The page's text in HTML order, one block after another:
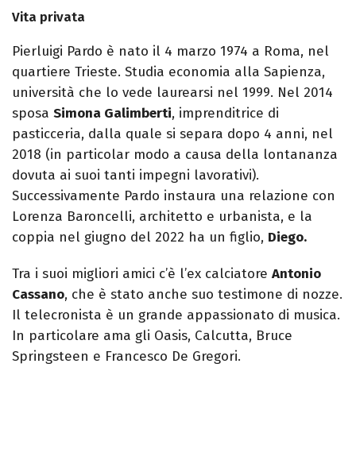
Vita privata
Pierluigi Pardo è nato il 4 marzo 1974 a Roma, nel
quartiere Trieste. Studia economia alla Sapienza,
università che lo vede laurearsi nel 1999. Nel 2014
sposa Simona Galimberti, imprenditrice di
pasticceria, dalla quale si separa dopo 4 anni, nel
2018 (in particolar modo a causa della lontananza
dovuta ai suoi tanti impegni lavorativi).
Successivamente Pardo instaura una relazione con
Lorenza Baroncelli, architetto e urbanista, e la
coppia nel giugno del 2022 ha un figlio, Diego.
Tra i suoi migliori amici c’è l’ex calciatore Antonio
Cassano, che è stato anche suo testimone di nozze.
Il telecronista è un grande appassionato di musica.
In particolare ama gli Oasis, Calcutta, Bruce
Springsteen e Francesco De Gregori.